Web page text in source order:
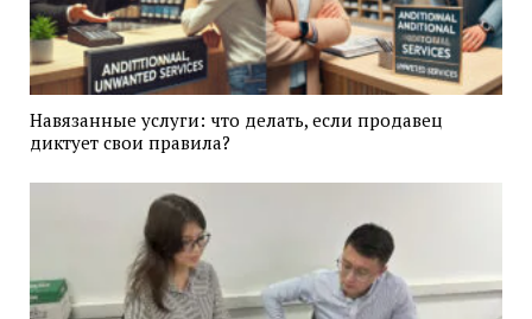
Навязанные услуги: что делать, если продавец
диктует свои правила?